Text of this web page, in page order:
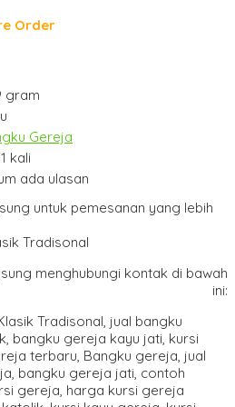
Order
gram
Gereja
kali
ada ulasan
untuk pemesanan yang lebih
Tradisonal
menghubungi kontak di bawah
ini: